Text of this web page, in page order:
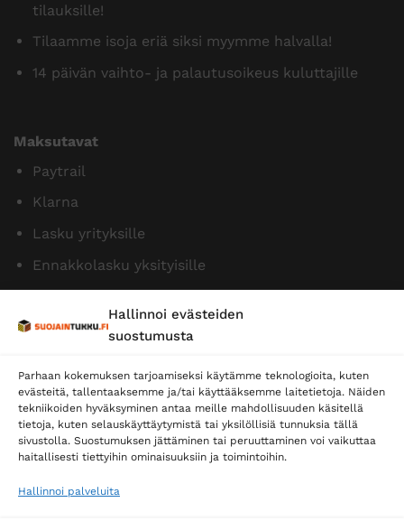
Hallinnoi evästeiden
suostumusta
Parhaan kokemuksen tarjoamiseksi käytämme teknologioita, kuten
evästeitä, tallentaaksemme ja/tai käyttääksemme laitetietoja. Näiden
tekniikoiden hyväksyminen antaa meille mahdollisuuden käsitellä
tietoja, kuten selauskäyttäytymistä tai yksilöllisiä tunnuksia tällä
sivustolla. Suostumuksen jättäminen tai peruuttaminen voi vaikuttaa
haitallisesti tiettyihin ominaisuuksiin ja toimintoihin.
Hallinnoi palveluita
tilauksille!
Tilaamme isoja eriä siksi myymme halvalla!
14 päivän vaihto- ja palautusoikeus kuluttajille
Maksutavat
Paytrail
Klarna
Lasku yrityksille
Ennakkolasku yksityisille
Toimitustavat
Posti
Matkahuolto